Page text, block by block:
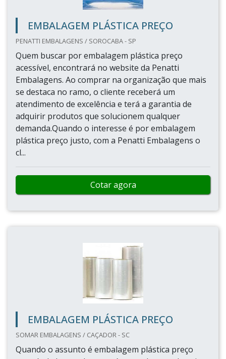
EMBALAGEM PLÁSTICA PREÇO
PENATTI EMBALAGENS / SOROCABA - SP
Quem buscar por embalagem plástica preço
acessível, encontrará no website da Penatti
Embalagens. Ao comprar na organização que mais
se destaca no ramo, o cliente receberá um
atendimento de excelência e terá a garantia de
adquirir produtos que solucionem qualquer
demanda.Quando o interesse é por embalagem
plástica preço justo, com a Penatti Embalagens o
cl...
Cotar agora
EMBALAGEM PLÁSTICA PREÇO
SOMAR EMBALAGENS / CAÇADOR - SC
Quando o assunto é embalagem plástica preço